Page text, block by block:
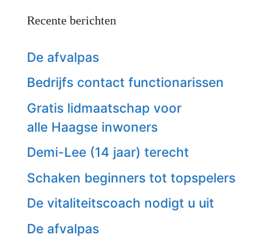
Recente berichten
De afvalpas
Bedrijfs contact functionarissen
Gratis lidmaatschap voor
alle Haagse inwoners
Demi-Lee (14 jaar) terecht
Schaken beginners tot topspelers
De vitaliteitscoach nodigt u uit
De afvalpas